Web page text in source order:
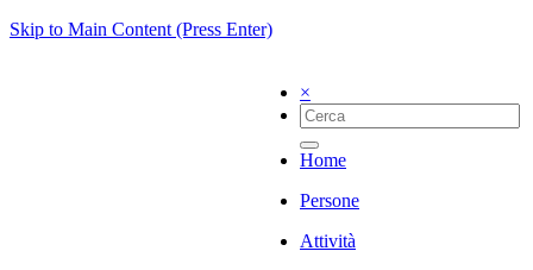
Skip to Main Content (Press Enter)
×
Home
Persone
Attività